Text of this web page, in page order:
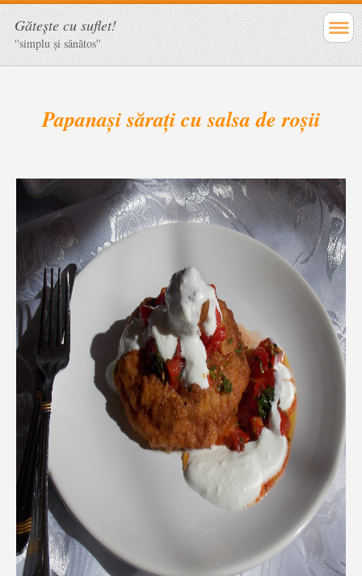
Găteşte cu suflet!
''simplu şi sănătos''
Papanași sărați cu salsa de roșii